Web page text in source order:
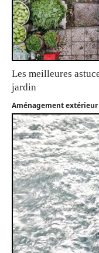
Les meilleures
jardin
Aménagement extérieur